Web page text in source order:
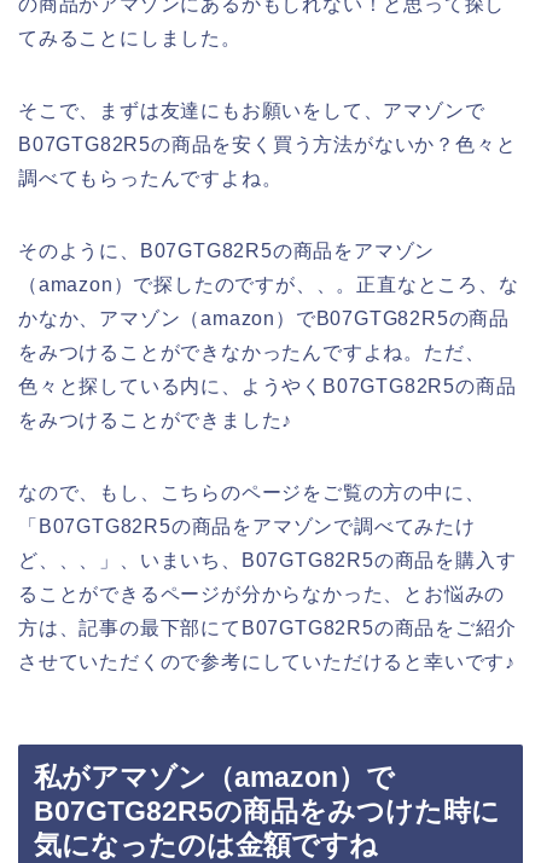
てみることにしました。
そこで、まずは友達にもお願いをして、アマゾンで
B07GTG82R5の商品を安く買う方法がないか？色々と
調べてもらったんですよね。
そのように、B07GTG82R5の商品をアマゾン
（amazon）で探したのですが、、。正直なところ、な
かなか、アマゾン（amazon）でB07GTG82R5の商品
をみつけることができなかったんですよね。ただ、
色々と探している内に、ようやくB07GTG82R5の商品
をみつけることができました♪
なので、もし、こちらのページをご覧の方の中に、
「B07GTG82R5の商品をアマゾンで調べてみたけ
ど、、、」、いまいち、B07GTG82R5の商品を購入す
ることができるページが分からなかった、とお悩みの
方は、記事の最下部にてB07GTG82R5の商品をご紹介
させていただくので参考にしていただけると幸いです♪
私がアマゾン（amazon）で
B07GTG82R5の商品をみつけた時に
気になったのは金額ですね